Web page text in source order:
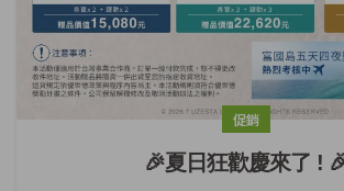
促銷
🎉夏日狂歡慶來了 !